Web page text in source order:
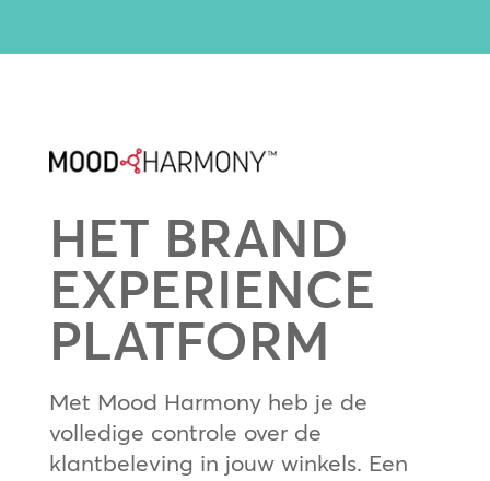
HET BRAND
EXPERIENCE
PLATFORM
Met Mood Harmony heb je de
volledige controle over de
klantbeleving in jouw winkels. Een